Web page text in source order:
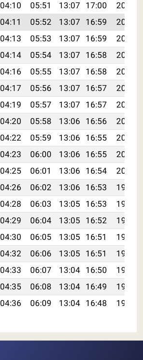
04:10 05:51 13:07 17:00
20:14
04:11 05:52 13:07 16:59
20:13
04:13 05:53 13:07 16:59
20:11
04:14 05:54 13:07 16:58
20:10
04:16 05:55 13:07 16:58
20:09
04:17 05:56 13:07 16:57
20:08
04:19 05:57 13:07 16:57
20:06
04:20 05:58 13:06 16:56
20:05
04:22 05:59 13:06 16:55
20:03
04:23 06:00 13:06 16:55
20:02
04:25 06:01 13:06 16:54
20:01
04:26 06:02 13:06 16:53
19:59
04:28 06:03 13:05 16:53
19:58
04:29 06:04 13:05 16:52
19:56
04:30 06:05 13:05 16:51
19:55
04:32 06:06 13:05 16:51
19:53
04:33 06:07 13:04 16:50
19:52
04:35 06:08 13:04 16:49
19:50
04:36 06:09 13:04 16:48 19:49